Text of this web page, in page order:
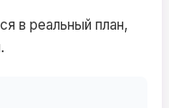
в реальный план,